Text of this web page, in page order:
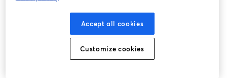
Organizator: Fundacja Urszuli Jaworskiej w ramach
ogólnopolskiej kampanii społecznej #CzasNasGoni💪👍
Accept all cookies
Customize cookies